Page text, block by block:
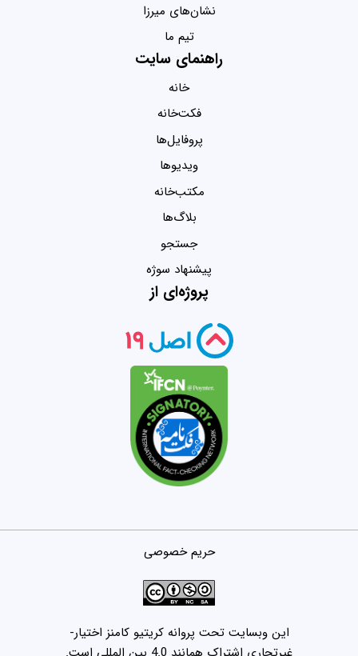
نشان‌های میرزا
تیم ما
راهنمای سایت
خانه
فکت‌خانه
پروفایل‌ها
ویدیو‌ها
مکتب‌خانه
بلاگ‌ها
جستجو
پیشنهاد سوژه
پروژه‌ای از
حریم خصوصی
این وبسایت تحت پروانه کریتیو کامنز اختیار-